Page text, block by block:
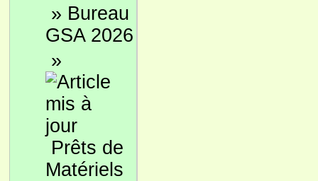
» Bureau
GSA 2026
»
Prêts de
Matériels